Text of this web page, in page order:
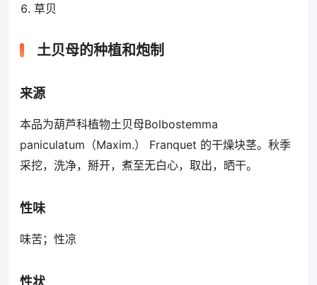
草贝
土贝母的种植和炮制
来源
本品为葫芦科植物土贝母Bolbostemma
paniculatum（Maxim.） Franquet 的干燥块茎。秋季
采挖，洗净，掰开，煮至无白心，取出，晒干。
性味
味苦；性凉
性状